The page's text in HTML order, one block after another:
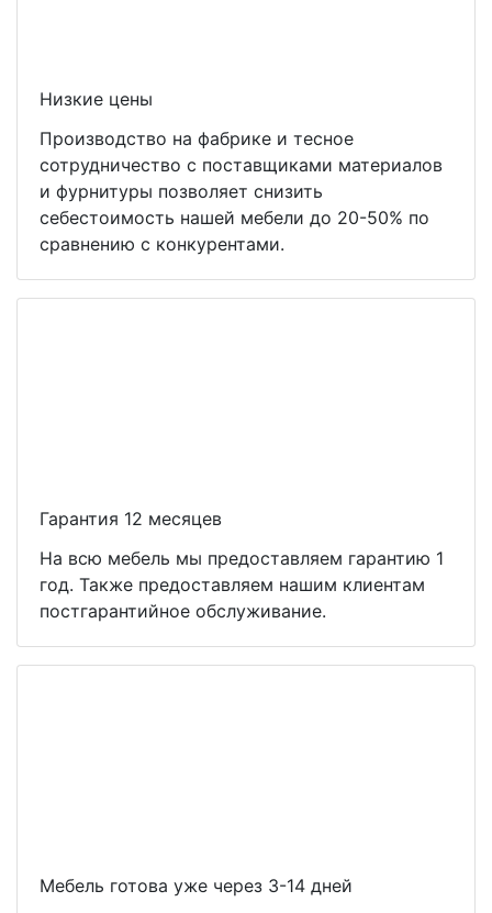
Низкие цены
Производство на фабрике и тесное
сотрудничество с поставщиками материалов
и фурнитуры позволяет снизить
себестоимость нашей мебели до 20-50% по
сравнению с конкурентами.
Гарантия 12 месяцев
На всю мебель мы предоставляем гарантию 1
год. Также предоставляем нашим клиентам
постгарантийное обслуживание.
Мебель готова уже через 3-14 дней